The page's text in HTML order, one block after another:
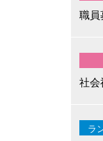
職員
社
ラ